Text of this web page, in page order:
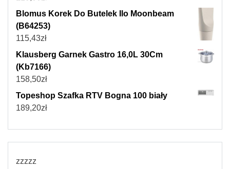
Blomus Korek Do Butelek Ilo Moonbeam
(B64253)
115,43zł
Klausberg Garnek Gastro 16,0L 30Cm
(Kb7166)
158,50zł
Topeshop Szafka RTV Bogna 100 biały
189,20zł
zzzzz